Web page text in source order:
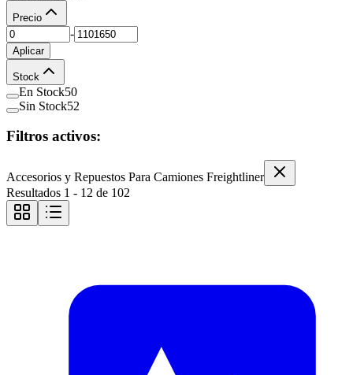
Precio
-
Aplicar
Stock
En Stock50
Sin Stock52
Filtros activos:
Accesorios y Repuestos Para Camiones Freightliner
Resultados 1 - 12 de 102